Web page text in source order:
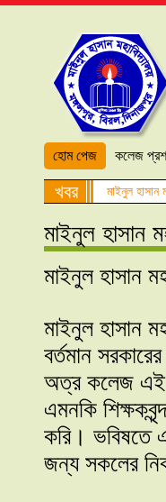
হোম পেজ কলেজ
খবর মাইনুল হাসান
মাইনুল হাসান
মাইনুল হাসান
মাইনুল হাসান
বর্তমান
অত্র কলেজ এই
এমনকি
করি। ভবিষতে
জন্য সকলের